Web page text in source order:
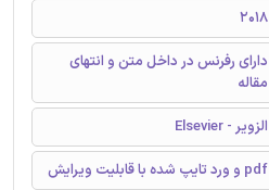
2018
دارای رفرنس در داخل متن و انتهای
مقاله
الزویر - Elsevier
pdf و ورد تایپ شده با قابلیت ویرایش